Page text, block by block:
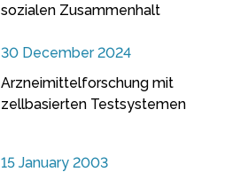
sozialen Zusammenhalt
30 December 2024
Arzneimittelforschung mit
zellbasierten Testsystemen
15 January 2003